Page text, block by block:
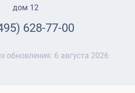
дом 12
628-77-00
обновления: 6 августа 2026